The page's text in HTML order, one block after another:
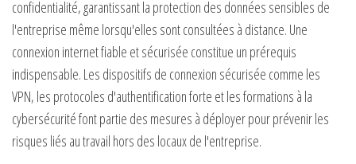
confidentialité, garantissant la protection des données sensibles de
l'entreprise même lorsqu'elles sont consultées à distance. Une
connexion internet fiable et sécurisée constitue un prérequis
indispensable. Les dispositifs de connexion sécurisée comme les
VPN, les protocoles d'authentification forte et les formations à la
cybersécurité font partie des mesures à déployer pour prévenir les
risques liés au travail hors des locaux de l'entreprise.